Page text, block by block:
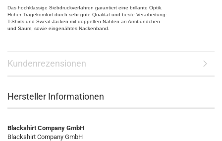
Das hochklassige Siebdruckverfahren garantiert eine brillante Optik.
Hoher Tragekomfort durch sehr gute Qualität und beste Verarbeitung:
T-Shirts und Sweat-Jacken mit doppelten Nähten an Armbündchen
und Saum, sowie eingenähtes Nackenband.
Kundenrezensionen
Hersteller Informationen
Blackshirt Company GmbH
Blackshirt Company GmbH